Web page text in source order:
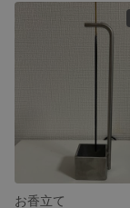
お香立て